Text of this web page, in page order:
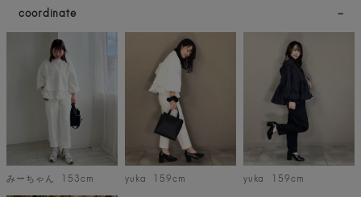
coordinate
みーちゃん 153cm yuka 159cm yuka 159cm